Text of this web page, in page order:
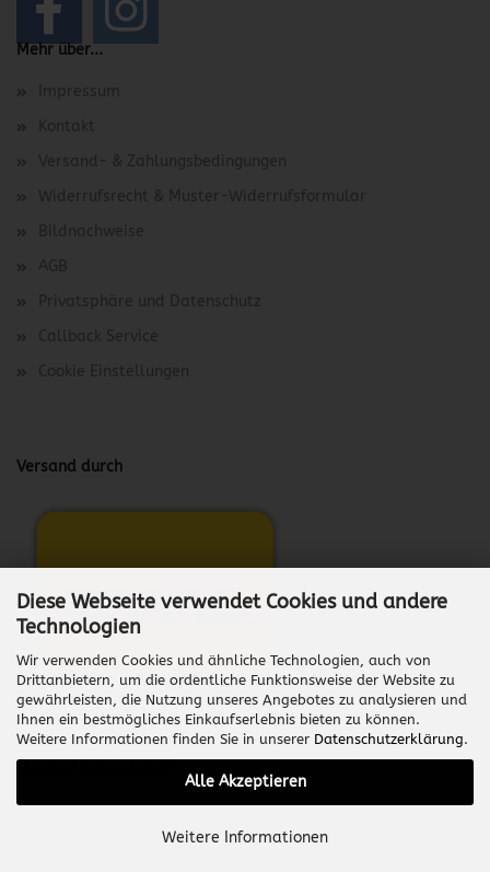
Diese Webseite verwendet Cookies und andere
Technologien
Wir verwenden Cookies und ähnliche Technologien, auch von
Drittanbietern, um die ordentliche Funktionsweise der Website zu
gewährleisten, die Nutzung unseres Angebotes zu analysieren und
Ihnen ein bestmögliches Einkaufserlebnis bieten zu können.
Weitere Informationen finden Sie in unserer Datenschutzerklärung.
Alle Akzeptieren
Weitere Informationen
Mehr über...
Impressum
Kontakt
Versand- & Zahlungsbedingungen
Widerrufsrecht & Muster-Widerrufsformular
Bildnachweise
AGB
Privatsphäre und Datenschutz
Callback Service
Cookie Einstellungen
Versand durch
Vertrag widerrufen